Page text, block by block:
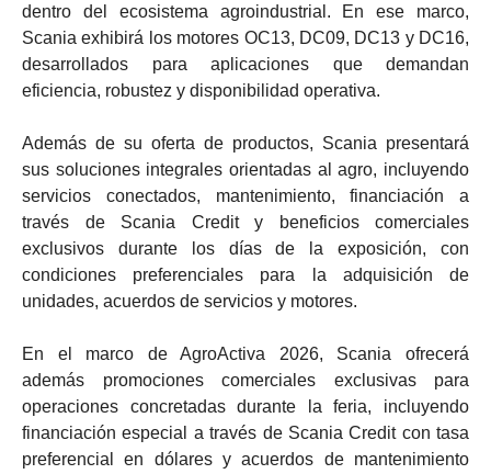
dentro del ecosistema agroindustrial. En ese marco,
Scania exhibirá los motores OC13, DC09, DC13 y DC16,
desarrollados para aplicaciones que demandan
eficiencia, robustez y disponibilidad operativa.
Además de su oferta de productos, Scania presentará
sus soluciones integrales orientadas al agro, incluyendo
servicios conectados, mantenimiento, financiación a
través de Scania Credit y beneficios comerciales
exclusivos durante los días de la exposición, con
condiciones preferenciales para la adquisición de
unidades, acuerdos de servicios y motores.
En el marco de AgroActiva 2026, Scania ofrecerá
además promociones comerciales exclusivas para
operaciones concretadas durante la feria, incluyendo
financiación especial a través de Scania Credit con tasa
preferencial en dólares y acuerdos de mantenimiento